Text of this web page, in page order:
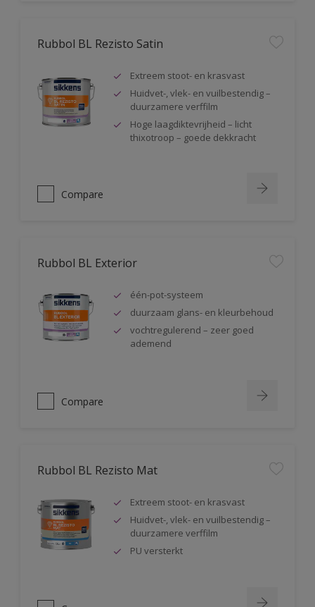
Rubbol BL Rezisto Satin
Extreem stoot- en krasvast
Huidvet-, vlek- en vuilbestendig –
duurzamere verffilm
Hoge laagdiktevrijheid – licht
thixotroop – goede dekkracht
Compare
Rubbol BL Exterior
één-pot-systeem
duurzaam glans- en kleurbehoud
vochtregulerend – zeer goed
ademend
Compare
Rubbol BL Rezisto Mat
Extreem stoot- en krasvast
Huidvet-, vlek- en vuilbestendig –
duurzamere verffilm
PU versterkt